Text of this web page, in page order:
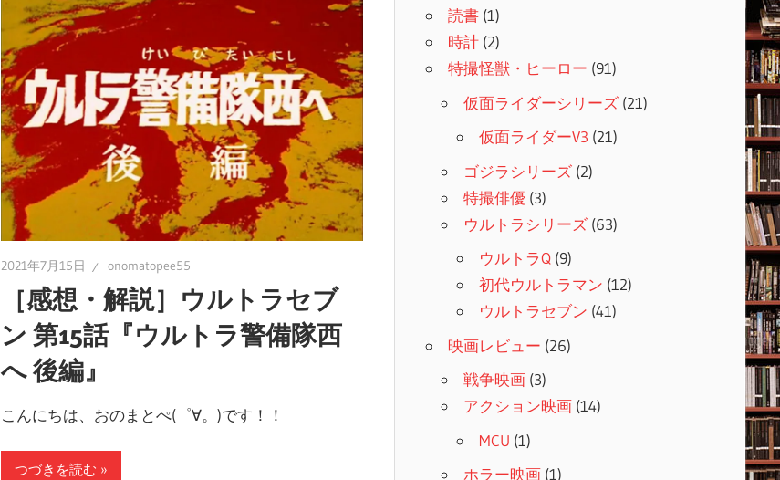
2021年7月15日 onomatopee55
［感想・解説］ウルトラセブ
ン 第15話『ウルトラ警備隊西
へ 後編』
こんにちは、おのまとぺ(゜∀。)です！！
つづきを読む
ブ
読書(1)
時計(2)
特撮怪獣・ヒーロー (91)
仮面ライダーシリーズ(21)
仮面ライダーV3 (21)
ゴジラシリーズ(2)
特撮俳優 (3)
ウルトラシリーズ(63)
ウルトラQ(9)
初代ウルトラマン (12)
ウルトラセブン (41)
映画レビュー (26)
戦争映画(3)
アクション映画(14)
MCU (1)
ホラー映画(1)